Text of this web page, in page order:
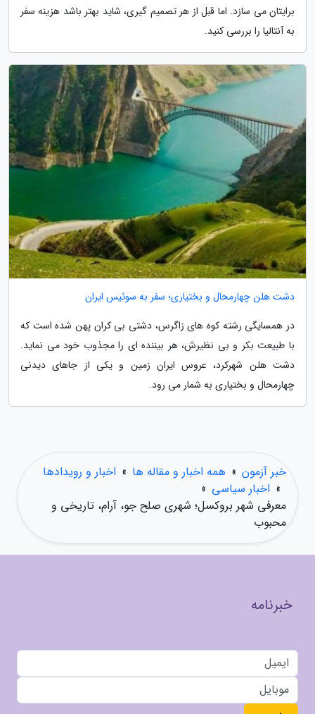
برایتان می سازد. اما قبل از هر تصمیم گیری، شاید بهتر باشد هزینه سفر
به آنتالیا را بررسی کنید.
دشت هلن چهارمحال و بختیاری؛ سفر به سوئیس ایران
در همسایگی رشته کوه های زاگرس، دشتی بی کران پهن شده است که
با طبیعت بکر و بی نظیرش، هر بیننده ای را مجذوب خود می نماید.
دشت هلن شهرکرد، عروس ایران زمین و یکی از جاهای دیدنی
چهارمحال و بختیاری به شمار می رود.
خبر آزمون » همه اخبار و مقاله ها » اخبار و رویدادها
» اخبار سیاسی »
معرفی شهر بروکسل؛ شهری صلح جو، آرام، تاریخی و
محبوب
خبرنامه